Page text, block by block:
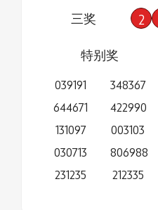
三奖 2
特别奖
039191
644671
131097
030713
231235
348367
422990
003103
806988
212335